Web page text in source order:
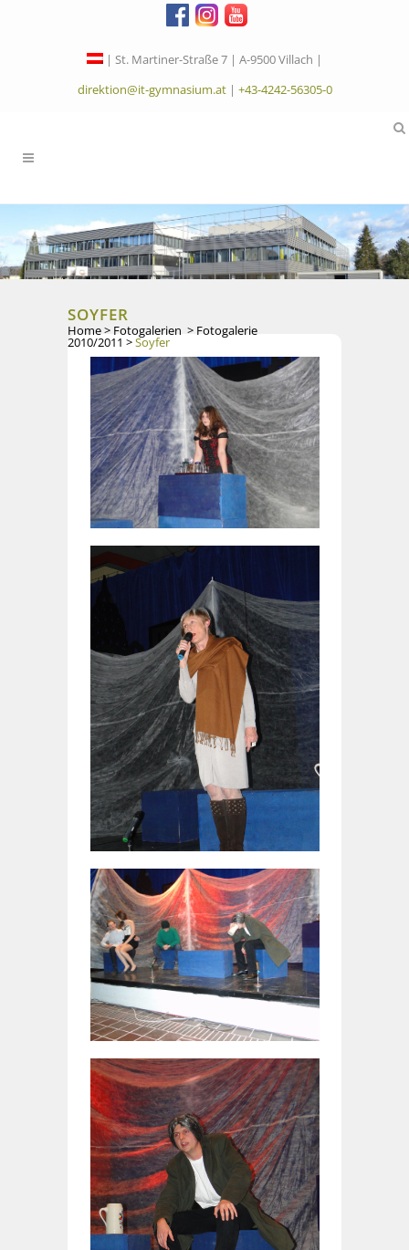
| St. Martiner-Straße 7 | A-9500 Villach |
direktion@it-gymnasium.at| +43-4242-56305-0
SOYFER
Home> Fotogalerien > Fotogalerie
2010/2011 >Soyfer